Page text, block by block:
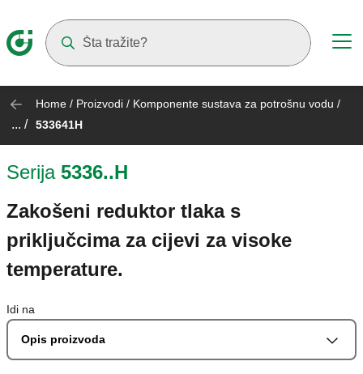
Home / Proizvodi / Komponente sustava za potrošnu vodu /
... / 533641H
Serija 5336..H
Zakošeni reduktor tlaka s
priključcima za cijevi za visoke
temperature.
Idi na
Opis proizvoda